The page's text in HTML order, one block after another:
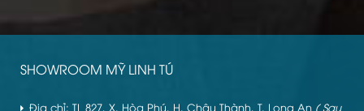
SHOWROOM MỸ LINH TÚ
Địa chỉ: TL 827, X. Hòa Phú, H. Châu Thành, T. Long An ( Sau